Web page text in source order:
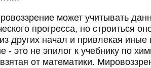
может учитывать
прогресса, но строиться
других начал и привлекая
- это не эпилог к учебнику по
от математики.